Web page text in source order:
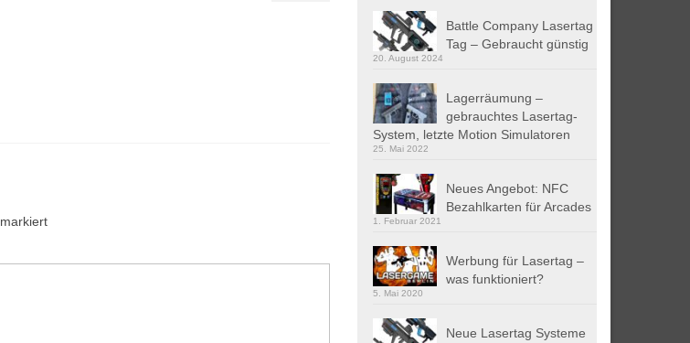
markiert
Battle Company Lasertag
Tag – Gebraucht günstig
20. August 2024
Lagerräumung –
gebrauchtes Lasertag-
System, letzte Motion Simulatoren
25. Mai 2022
Neues Angebot: NFC
Bezahlkarten für Arcades
1. Februar 2021
Werbung für Lasertag –
was funktioniert?
5. Mai 2020
Neue Lasertag Systeme